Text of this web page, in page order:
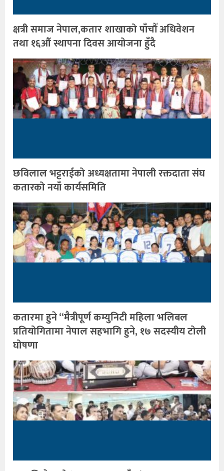
क्षत्री समाज नेपाल,कतार शाखाको पाँचौँ अधिवेशन
तथा १६औँ स्थापना दिवस आयोजना हुँदै
छविलाल भट्टराईको अध्यक्षतामा नेपाली रक्तदाता संघ
कतारको नयाँ कार्यसमिति
कतारमा हुने “मैत्रीपूर्ण कम्युनिटी महिला भलिबल
प्रतियोगितामा नेपाल सहभागि हुने, १७ सदस्यीय टोली
घोषणा